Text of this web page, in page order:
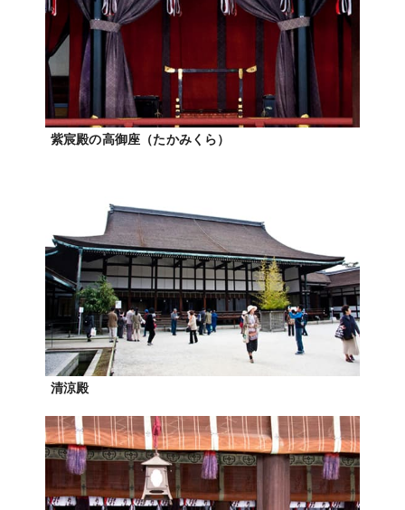
紫宸殿の高御座（たかみくら）
清涼殿